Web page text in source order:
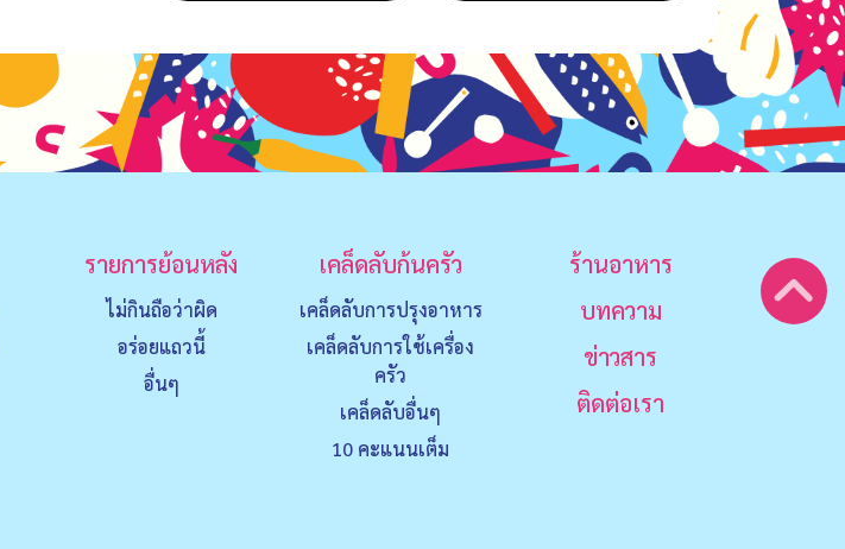
รายการย้อนหลัง
ไม่กินถือว่าผิด
อร่อยแถวนี้
อื่นๆ
เคล็ดลับก้นครัว
เคล็ดลับการปรุงอาหาร
เคล็ดลับการใช้เครื่อง
ครัว
เคล็ดลับอื่นๆ
10 คะแนนเต็ม
ร้านอาหาร
บทความ
ข่าวสาร
ติดต่อเรา